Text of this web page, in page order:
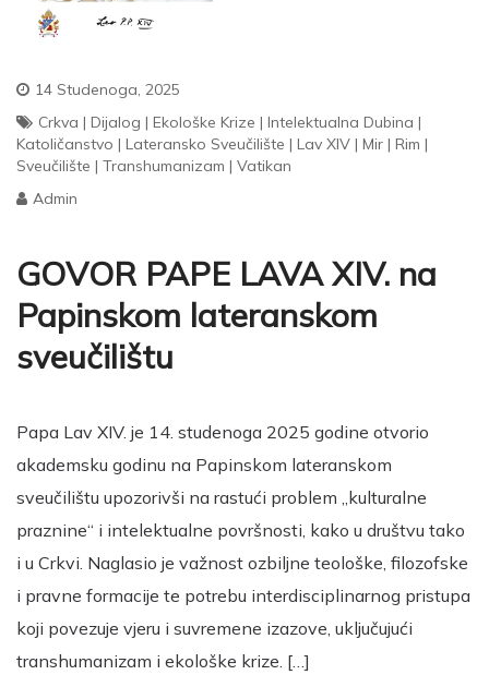
14 Studenoga, 2025
Crkva | Dijalog | Ekološke Krize | Intelektualna Dubina |
Katoličanstvo | Lateransko Sveučilište | Lav XIV | Mir | Rim |
Sveučilište | Transhumanizam | Vatikan
Admin
GOVOR PAPE LAVA XIV. na
Papinskom lateranskom
sveučilištu
Papa Lav XIV. je 14. studenoga 2025 godine otvorio
akademsku godinu na Papinskom lateranskom
sveučilištu upozorivši na rastući problem „kulturalne
praznine“ i intelektualne površnosti, kako u društvu tako
i u Crkvi. Naglasio je važnost ozbiljne teološke, filozofske
i pravne formacije te potrebu interdisciplinarnog pristupa
koji povezuje vjeru i suvremene izazove, uključujući
transhumanizam i ekološke krize. […]